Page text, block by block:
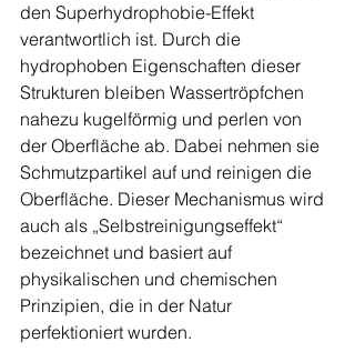
den Superhydrophobie-Effekt
verantwortlich ist. Durch die
hydrophoben Eigenschaften dieser
Strukturen bleiben Wassertröpfchen
nahezu kugelförmig und perlen von
der Oberfläche ab. Dabei nehmen sie
Schmutzpartikel auf und reinigen die
Oberfläche. Dieser Mechanismus wird
auch als „Selbstreinigungseffekt“
bezeichnet und basiert auf
physikalischen und chemischen
Prinzipien, die in der Natur
perfektioniert wurden.